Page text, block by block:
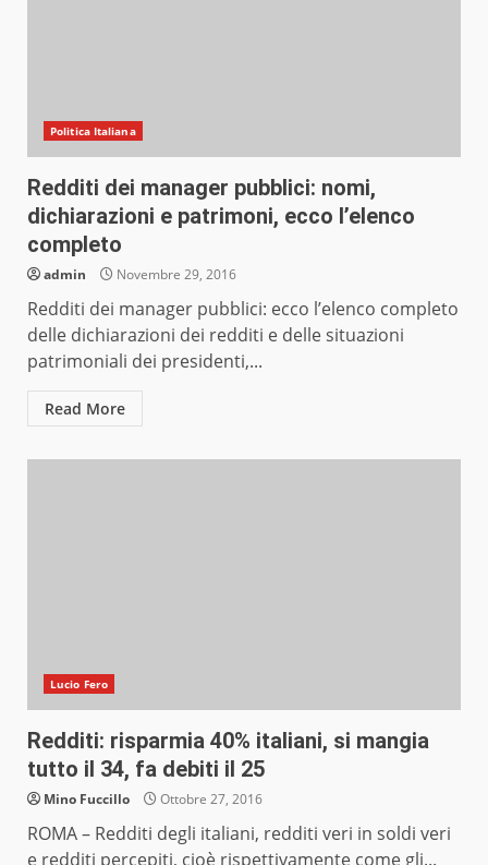
Politica Italiana
Redditi dei manager pubblici: nomi,
dichiarazioni e patrimoni, ecco l’elenco
completo
admin Novembre 29, 2016
Redditi dei manager pubblici: ecco l’elenco completo
delle dichiarazioni dei redditi e delle situazioni
patrimoniali dei presidenti,...
Read More
Lucio Fero
Redditi: risparmia 40% italiani, si mangia
tutto il 34, fa debiti il 25
Mino Fuccillo Ottobre 27, 2016
ROMA – Redditi degli italiani, redditi veri in soldi veri
e redditi percepiti, cioè rispettivamente come gli...